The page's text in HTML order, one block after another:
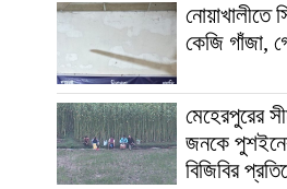
নোয়াখালীতে
কেজি গাঁজা,
মেহেরপুরের
জনকে পুশইনের
বিজিবির